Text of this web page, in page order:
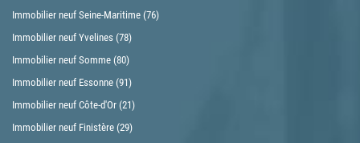
Immobilier neuf Seine-Maritime (76)
Immobilier neuf Yvelines (78)
Immobilier neuf Somme (80)
Immobilier neuf Essonne (91)
Immobilier neuf Côte-d'Or (21)
Immobilier neuf Finistère (29)